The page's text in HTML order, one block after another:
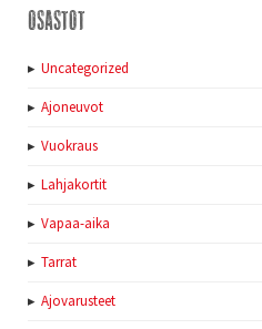
Osastot
Uncategorized
Ajoneuvot
Vuokraus
Lahjakortit
Vapaa-aika
Tarrat
Ajovarusteet